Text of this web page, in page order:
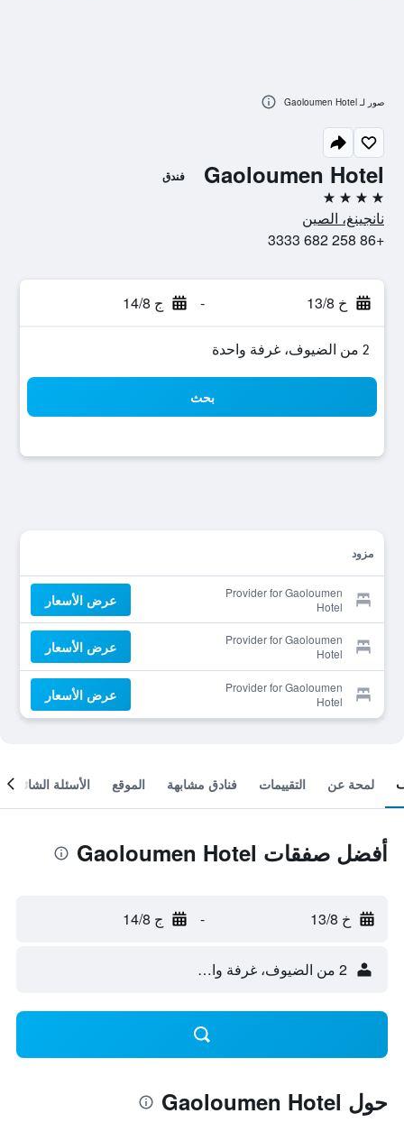
Gaoloumen Hotel فندق
4 نجوم
نانجينغ، الصين
+86 258 682 3333
خ 13/8 - ج 14/8
2 من الضيوف، غرفة واحدة
بحث
مزود
Provider for Gaoloumen
Hotel
عرض الأسعار
Provider for Gaoloumen
Hotel
عرض الأسعار
Provider for Gaoloumen
Hotel
عرض الأسعار
صور لـ Gaoloumen Hotel
لمحة عن التقييمات فنادق مشابهة الموقع الأسئلة الشائعة
أفضل صفقات Gaoloumen Hotel
خ 13/8 - ج 14/8
2 من الضيوف، غرفة واحدة
حول Gaoloumen Hotel